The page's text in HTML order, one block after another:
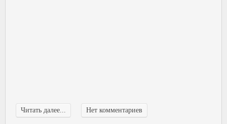
Читать далее... Нет комментариев